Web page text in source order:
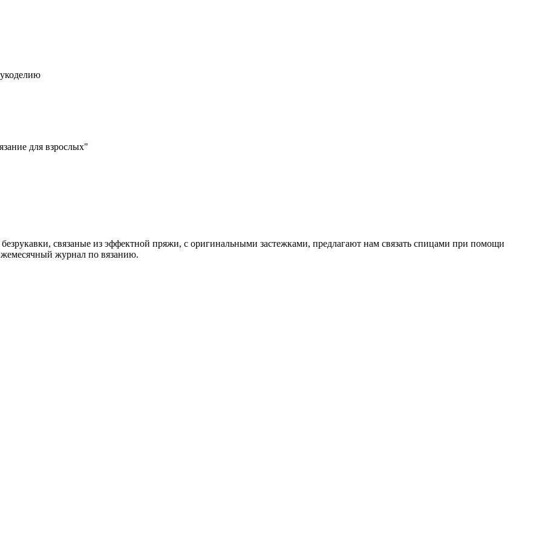
для взрослых"
связаные из эффектной пряжи, с оригинальными застежками, предлагают нам связать спицами при помощи
журнал по вязанию.